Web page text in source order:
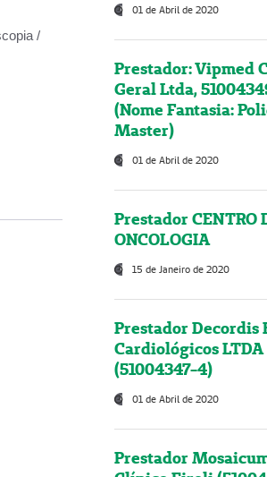
/
01 de Abril de 2020
Prestador: Vipmed
Geral Ltda,
(Nome Fantasia:
Master)
01 de Abril de 2020
Prestador CENTRO
ONCOLOGIA
15 de Janeiro de 2020
Prestador Decordis
Cardiológicos LTDA
(51004347-4)
01 de Abril de 2020
Prestador